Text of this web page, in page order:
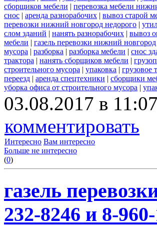
сборщиков мебели | перевозка мебели
снос | аренда разнорабочих | вывоз старой
перевозки нижний новгород недорого |
слом зданий | нанять разнорабочих | вывоз
мебели | газель перевозки нижний новгород
мусора | разборка | разборка мебели | снос
трактора | нанять сборщиков мебели |
строительного мусора | упаковка | грузовое
переезд | аренда спецтехники | сборщики
уборка офиса от строительного мусора |
03.08.2017 в 11:07
комментировать
Интересно Вам интересно
Больше не интересно
(0)
газель
232-8246 и 8-